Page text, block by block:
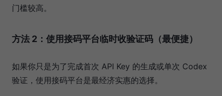
门槛较高。
方法 2：使用接码平台临时收验证码（最便捷）
如果你只是为了完成首次 API Key 的生成或单次 Codex
验证，使用接码平台是最经济实惠的选择。